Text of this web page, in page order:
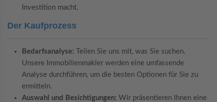
Investition macht.
Der Kaufprozess
Bedarfsanalyse:
Teilen Sie uns mit, was Sie suchen.
Unsere Immobilienmakler werden eine umfassende
Analyse durchführen, um die besten Optionen für Sie zu
ermitteln.
Auswahl und Besichtigungen: Wir präsentieren Ihnen eine